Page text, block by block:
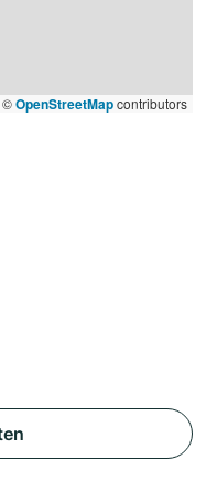
©OpenStreetMapcontributors